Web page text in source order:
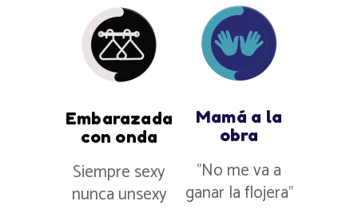
Embarazada
con onda
Siempre sexy
nunca unsexy
Mamá a la
obra
”No me va a
ganar la flojera”